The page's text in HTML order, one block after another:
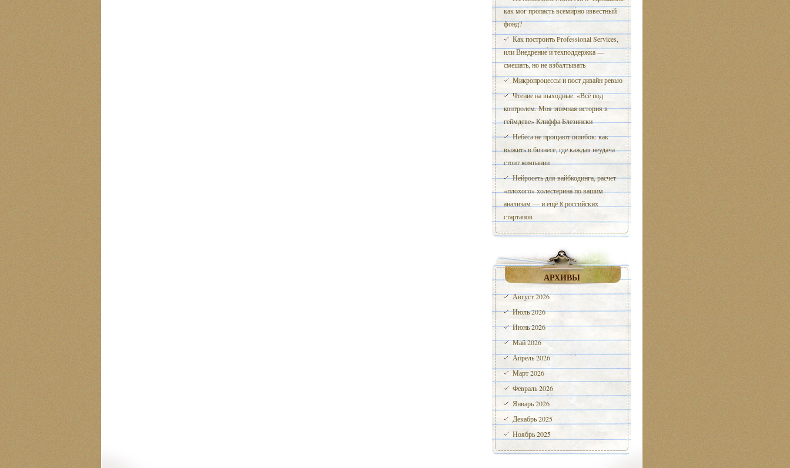
как мог пропасть всемирно известный
фонд?
Как построить Professional Services,
или Внедрение и техподдержка —
смешать, но не взбалтывать
Микропроцессы и пост дизайн ревью
Чтение на выходные: «Всё под
контролем. Моя эпичная история в
геймдеве» Клиффа Блезински
Небеса не прощают ошибок: как
выжить в бизнесе, где каждая неудача
стоит компании
Нейросеть для вайбкодинга, расчет
«плохого» холестерина по вашим
анализам — и ещё 8 российских
стартапов
АРХИВЫ
Август 2026
Июль 2026
Июнь 2026
Май 2026
Апрель 2026
Март 2026
Февраль 2026
Январь 2026
Декабрь 2025
Ноябрь 2025